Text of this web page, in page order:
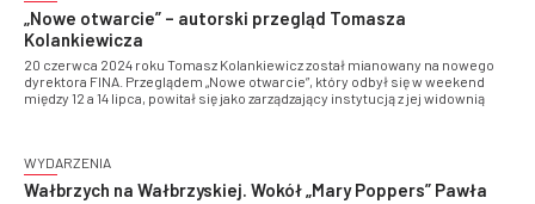
„Nowe otwarcie” – autorski przegląd Tomasza
Kolankiewicza
20 czerwca 2024 roku Tomasz Kolankiewicz został mianowany na nowego
dyrektora FINA. Przeglądem „Nowe otwarcie”, który odbył się w weekend
między 12 a 14 lipca, powitał się jako zarządzający instytucją z jej widownią
WYDARZENIA
Wałbrzych na Wałbrzyskiej. Wokół „Mary Poppers” Pawła